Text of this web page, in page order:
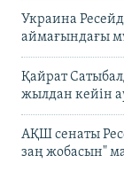
Украина
аймағындағы
Қайрат
жылдан кейін
АҚШ сенаты
заң жобасын"